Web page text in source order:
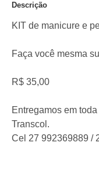
Descrição
KIT de manicure e
Faça você mesma
R$ 35,00
Entregamos em
Transcol.
Cel 27 992369889 /